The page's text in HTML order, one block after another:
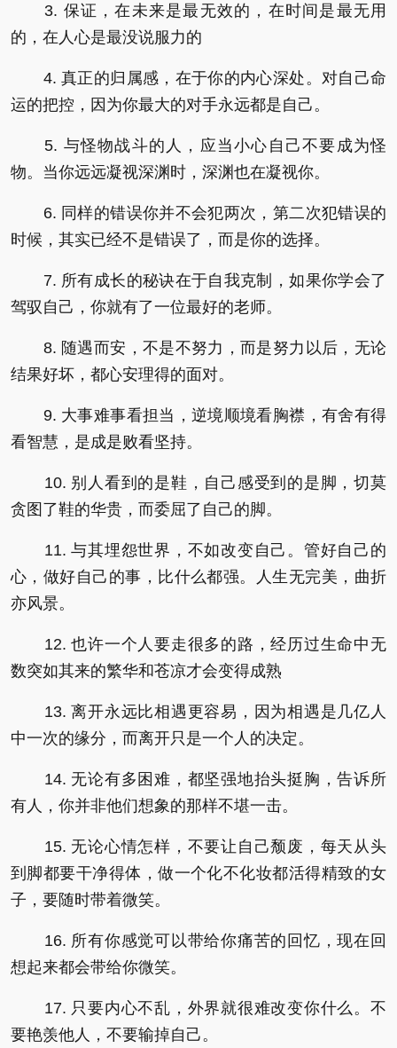
3. 保证，在未来是最无效的，在时间是最无用
的，在人心是最没说服力的
4. 真正的归属感，在于你的内心深处。对自己命
运的把控，因为你最大的对手永远都是自己。
5. 与怪物战斗的人，应当小心自己不要成为怪
物。当你远远凝视深渊时，深渊也在凝视你。
6. 同样的错误你并不会犯两次，第二次犯错误的
时候，其实已经不是错误了，而是你的选择。
7. 所有成长的秘诀在于自我克制，如果你学会了
驾驭自己，你就有了一位最好的老师。
8. 随遇而安，不是不努力，而是努力以后，无论
结果好坏，都心安理得的面对。
9. 大事难事看担当，逆境顺境看胸襟，有舍有得
看智慧，是成是败看坚持。
10. 别人看到的是鞋，自己感受到的是脚，切莫
贪图了鞋的华贵，而委屈了自己的脚。
11. 与其埋怨世界，不如改变自己。管好自己的
心，做好自己的事，比什么都强。人生无完美，曲折
亦风景。
12. 也许一个人要走很多的路，经历过生命中无
数突如其来的繁华和苍凉才会变得成熟
13. 离开永远比相遇更容易，因为相遇是几亿人
中一次的缘分，而离开只是一个人的决定。
14. 无论有多困难，都坚强地抬头挺胸，告诉所
有人，你并非他们想象的那样不堪一击。
15. 无论心情怎样，不要让自己颓废，每天从头
到脚都要干净得体，做一个化不化妆都活得精致的女
子，要随时带着微笑。
16. 所有你感觉可以带给你痛苦的回忆，现在回
想起来都会带给你微笑。
17. 只要内心不乱，外界就很难改变你什么。不
要艳羡他人，不要输掉自己。